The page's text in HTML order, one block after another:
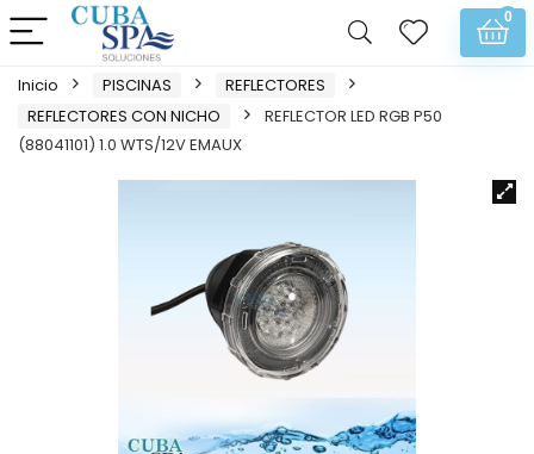
0
Inicio PISCINAS
REFLECTORES
REFLECTORES CON NICHO
REFLECTOR LED RGB P50
(88041101) 1.0 WTS/12V EMAUX